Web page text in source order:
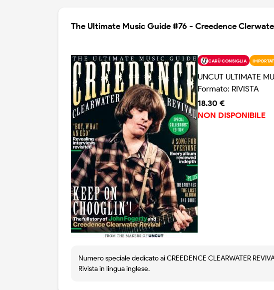
The Ultimate Music Guide #76 - Creedence
CARÙ CONSIGLIA
UNCUT ULTIMATE
Formato: RIVISTA
18.30 €
NON DISPONIBILE
Numero speciale dedicato ai CREEDENCE CLEARWATER
Rivista in lingua inglese.